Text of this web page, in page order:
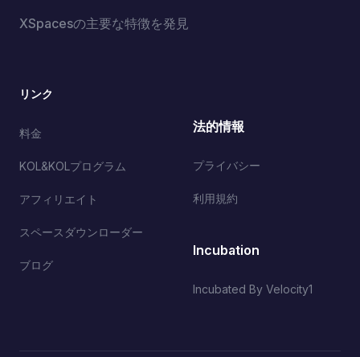
XSpacesの主要な特徴を発見
リンク
料金
KOL&KOLプログラム
アフィリエイト
スペースダウンローダー
ブログ
法的情報
プライバシー
利用規約
Incubation
Incubated By Velocity1